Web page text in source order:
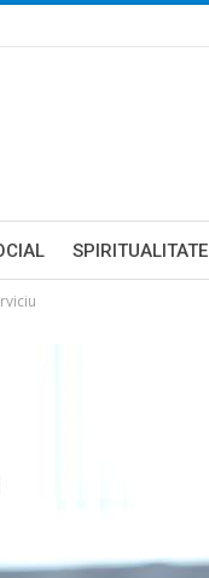
SPIRITUALITATE